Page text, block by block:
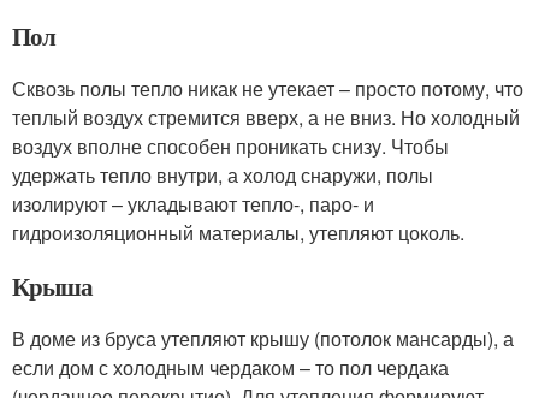
Пол
Сквозь полы тепло никак не утекает – просто потому, что
теплый воздух стремится вверх, а не вниз. Но холодный
воздух вполне способен проникать снизу. Чтобы
удержать тепло внутри, а холод снаружи, полы
изолируют – укладывают тепло-, паро- и
гидроизоляционный материалы, утепляют цоколь.
Крыша
В доме из бруса утепляют крышу (потолок мансарды), а
если дом с холодным чердаком – то пол чердака